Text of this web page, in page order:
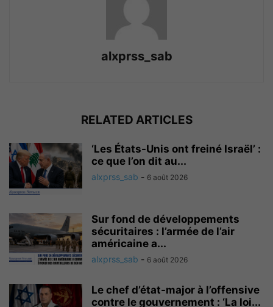
alxprss_sab
RELATED ARTICLES
‘Les États-Unis ont freiné Israël’ :
ce que l’on dit au...
alxprss_sab - 6 août 2026
Sur fond de développements
sécuritaires : l’armée de l’air
américaine a...
alxprss_sab - 6 août 2026
Le chef d’état-major à l’offensive
contre le gouvernement : ‘La loi...